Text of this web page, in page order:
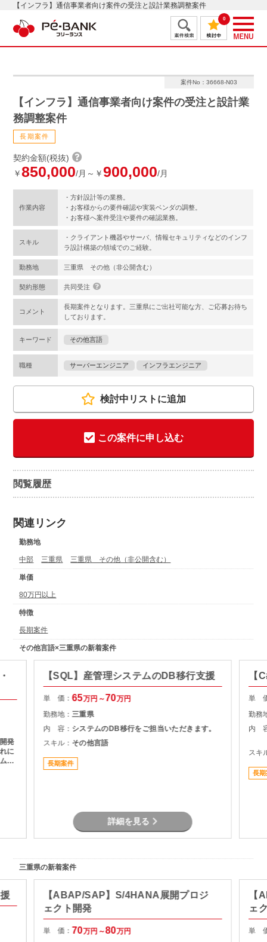
【インフラ】通信事業者向け案件の受注と設計業務調整案件
0
案件No：36668-N03
【インフラ】通信事業者向け案件の受注と設計業
務調整案件
長期案件
契約金額(税抜)
￥850,000/月～￥900,000/月
作業内容
・方針設計等の業務。
・お客様からの要件確認や実装ベンダの調整。
・お客様へ案件受注や要件の確認業務。
スキル
・クライアント機器やサーバ、情報セキュリティなどのインフ
ラ設計構築の領域でのご経験。
勤務地 三重県 その他（非公開含む）
契約形態 共同受注
コメント
長期案件となります。三重県にご出社可能な方、ご応募お待ち
しております。
キーワード その他言語
職種 サーバーエンジニア インフラエンジニア
検討中リストに追加
この案件に申し込む
閲覧履歴
関連リンク
勤務地
中部 三重県 三重県 その他（非公開含む）
単価
80万円以上
特徴
長期案件
その他言語×三重県の新着案件
発
に
開
【SQL】産管理システムのDB移行支援
単 価：65万円～70万円
勤務地：三重県
内 容： システムのDB移行をご担当いただきます。
スキル： その他言語
長期案件
詳細を見る
【
単
勤務
内
スキ
長期
三重県の新着案件
【ABAP/SAP】S/4HANA展開プロジ
ェクト開発
単 価： 70万円～80万円
【
ェ
単